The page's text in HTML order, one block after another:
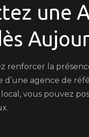
une
renforcer la
d’une agence de
vous pouvez